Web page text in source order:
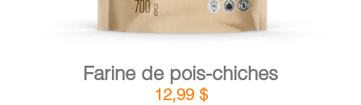
Farine de pois-chiches
12,99 $